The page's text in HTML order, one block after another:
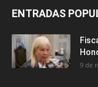
ENTRADAS
9 de